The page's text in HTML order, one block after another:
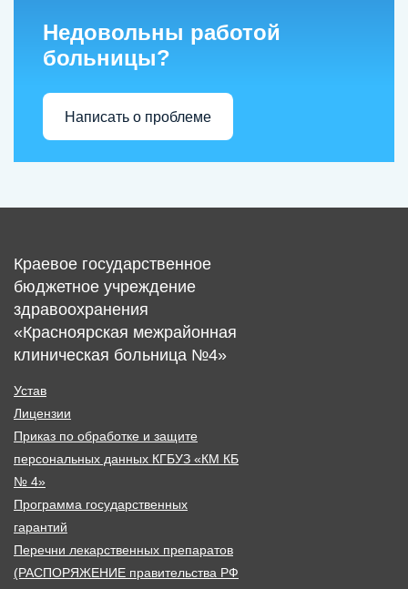
Недовольны работой
больницы?
Написать о проблеме
Краевое государственное
бюджетное учреждение
здравоохранения
«Красноярская межрайонная
клиническая больница №4»
Устав
Лицензии
Приказ по обработке и защите
персональных данных КГБУЗ «КМ КБ
№ 4»
Программа государственных
гарантий
Перечни лекарственных препаратов
(РАСПОРЯЖЕНИЕ правительства РФ